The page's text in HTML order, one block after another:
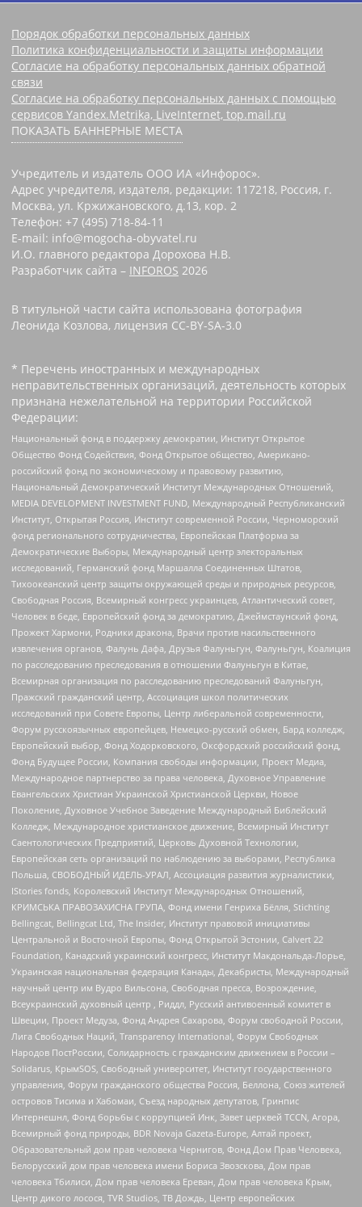
Порядок обработки персональных данных
Политика конфиденциальности и защиты информации
Согласие на обработку персональных данных обратной
связи
Согласие на обработку персональных данных с помощью
сервисов Yandex.Metrika, LiveInternet, top.mail.ru
ПОКАЗАТЬ БАННЕРНЫЕ МЕСТА
Учредитель и издатель ООО ИА «Инфорос».
Адрес учредителя, издателя, редакции: 117218, Россия, г.
Москва, ул. Кржижановского, д.13, кор. 2
Телефон: +7 (495) 718-84-11
E-mail: info@mogocha-obyvatel.ru
И.О. главного редактора Дорохова Н.В.
Разработчик сайта – INFOROS 2026
В титульной части сайта использована фотография
Леонида Козлова, лицензия CC-BY-SA-3.0
* Перечень иностранных и международных
неправительственных организаций, деятельность которых
признана нежелательной на территории Российской
Федерации:
Национальный фонд в поддержку демократии, Институт Открытое
Общество Фонд Содействия, Фонд Открытое общество, Американо-
российский фонд по экономическому и правовому развитию,
Национальный Демократический Институт Международных Отношений,
MEDIA DEVELOPMENT INVESTMENT FUND, Международный Республиканский
Институт, Открытая Россия, Институт современной России, Черноморский
фонд регионального сотрудничества, Европейская Платформа за
Демократические Выборы, Международный центр электоральных
исследований, Германский фонд Маршалла Соединенных Штатов,
Тихоокеанский центр защиты окружающей среды и природных ресурсов,
Свободная Россия, Всемирный конгресс украинцев, Атлантический совет,
Человек в беде, Европейский фонд за демократию, Джеймстаунский фонд,
Прожект Хармони, Родники дракона, Врачи против насильственного
извлечения органов, Фалунь Дафа, Друзья Фалуньгун, Фалуньгун, Коалиция
по расследованию преследования в отношении Фалуньгун в Китае,
Всемирная организация по расследованию преследований Фалуньгун,
Пражский гражданский центр, Ассоциация школ политических
исследований при Совете Европы, Центр либеральной современности,
Форум русскоязычных европейцев, Немецко-русский обмен, Бард колледж,
Европейский выбор, Фонд Ходорковского, Оксфордский российский фонд,
Фонд Будущее России, Компания свободы информации, Проект Медиа,
Международное партнерство за права человека, Духовное Управление
Евангельских Христиан Украинской Христианской Церкви, Новое
Поколение, Духовное Учебное Заведение Международный Библейский
Колледж, Международное христианское движение, Всемирный Институт
Саентологических Предприятий, Церковь Духовной Технологии,
Европейская сеть организаций по наблюдению за выборами, Республика
Польша, СВОБОДНЫЙ ИДЕЛЬ-УРАЛ, Ассоциация развития журналистики,
IStories fonds, Королевский Институт Международных Отношений,
КРИМСЬКА ПРАВОЗАХИСНА ГРУПА, Фонд имени Генриха Бёлля, Stichting
Bellingcat, Bellingcat Ltd, The Insider, Институт правовой инициативы
Центральной и Восточной Европы, Фонд Открытой Эстонии, Calvert 22
Foundation, Канадский украинский конгресс, Институт Макдональда-Лорье,
Украинская национальная федерация Канады, Декабристы, Международный
научный центр им Вудро Вильсона, Свободная пресса, Возрождение,
Всеукраинский духовный центр , Риддл, Русский антивоенный комитет в
Швеции, Проект Медуза, Фонд Андрея Сахарова, Форум свободной России,
Лига Свободных Наций, Transparеncy International, Форум Свободных
Народов ПостРоссии, Солидарность с гражданским движением в России –
Solidarus, КрымSOS, Свободный университет, Институт государственного
управления, Форум гражданского общества Россия, Беллона, Союз жителей
островов Тисима и Хабомаи, Съезд народных депутатов, Гринпис
Интернешнл, Фонд борьбы с коррупцией Инк, Завет церквей TCCN, Агора,
Всемирный фонд природы, BDR Novaja Gazeta-Europe, Алтай проект,
Образовательный дом прав человека Чернигов, Фонд Дом Прав Человека,
Белорусский дом прав человека имени Бориса Звозскова, Дом прав
человека Тбилиси, Дом прав человека Ереван, Дом прав человека Крым,
Центр дикого лосося, TVR Studios, ТВ Дождь, Центр европейских